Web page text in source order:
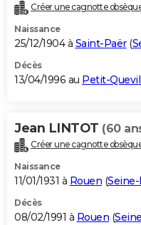
Créer une cagnotte
Naissance
25/12/1904 à Saint-Paër(
Décès
13/04/1996 au Petit-
Jean LINTOT (60
Créer une cagnotte
Naissance
11/01/1931 à Rouen (
Décès
08/02/1991 à Rouen (